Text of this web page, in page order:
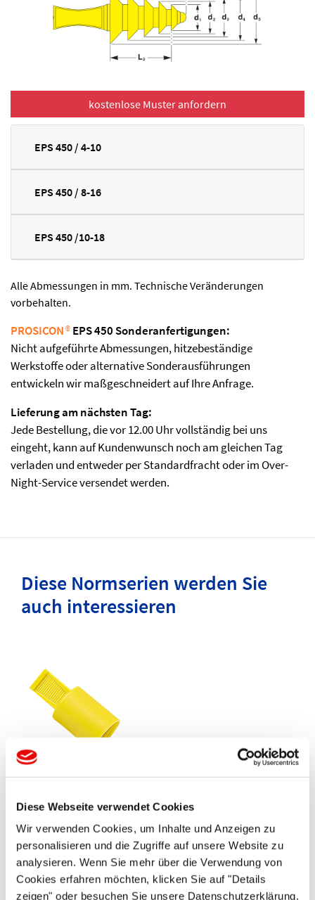
Diese Webseite verwendet Cookies
Wir verwenden Cookies, um Inhalte und Anzeigen zu
personalisieren und die Zugriffe auf unsere Website zu
analysieren. Wenn Sie mehr über die Verwendung von
Cookies erfahren möchten, klicken Sie auf "Details
zeigen" oder besuchen Sie unsere Datenschutzerklärung.
EPS 450 / 4-10
EPS 450 / 8-16
EPS 450 /10-18
Alle Abmessungen in mm. Technische Veränderungen
vorbehalten.
PROSICON®EPS 450 Sonderanfertigungen:
Nicht aufgeführte Abmessungen, hitzebeständige
Werkstoffe oder alternative Sonderausführungen
entwickeln wir maßgeschneidert auf Ihre Anfrage.
Lieferung am nächsten Tag:
Jede Bestellung, die vor 12.00 Uhr vollständig bei uns
eingeht, kann auf Kundenwunsch noch am gleichen Tag
verladen und entweder per Standardfracht oder im Over-
Night-Service versendet werden.
Diese Normserien werden Sie
auch interessieren
CAPTOP®EP 210